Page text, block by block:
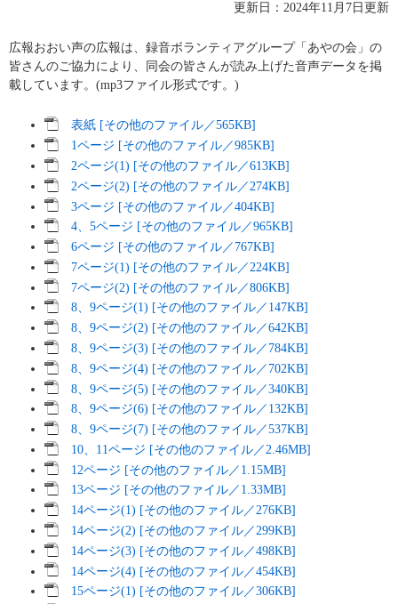
更新日：2024年11月7日更新
広報おおい声の広報は、録音ボランティアグループ「あやの会」の
皆さんのご協力により、同会の皆さんが読み上げた音声データを掲
載しています。(mp3ファイル形式です。)
表紙 [その他のファイル／565KB]
1ページ [その他のファイル／985KB]
2ページ(1) [その他のファイル／613KB]
2ページ(2) [その他のファイル／274KB]
3ページ [その他のファイル／404KB]
4、5ページ [その他のファイル／965KB]
6ページ [その他のファイル／767KB]
7ページ(1) [その他のファイル／224KB]
7ページ(2) [その他のファイル／806KB]
8、9ページ(1) [その他のファイル／147KB]
8、9ページ(2) [その他のファイル／642KB]
8、9ページ(3) [その他のファイル／784KB]
8、9ページ(4) [その他のファイル／702KB]
8、9ページ(5) [その他のファイル／340KB]
8、9ページ(6) [その他のファイル／132KB]
8、9ページ(7) [その他のファイル／537KB]
10、11ページ [その他のファイル／2.46MB]
12ページ [その他のファイル／1.15MB]
13ページ [その他のファイル／1.33MB]
14ページ(1) [その他のファイル／276KB]
14ページ(2) [その他のファイル／299KB]
14ページ(3) [その他のファイル／498KB]
14ページ(4) [その他のファイル／454KB]
15ページ(1) [その他のファイル／306KB]